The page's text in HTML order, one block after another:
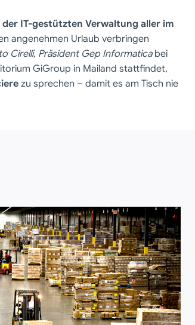
IT-gestützten Verwaltung aller im
angenehmen Urlaub verbringen
Cirelli, Präsident Gep Informaticabei
GiGroup in Mailand stattfindet,
zu sprechen – damit es am Tisch nie